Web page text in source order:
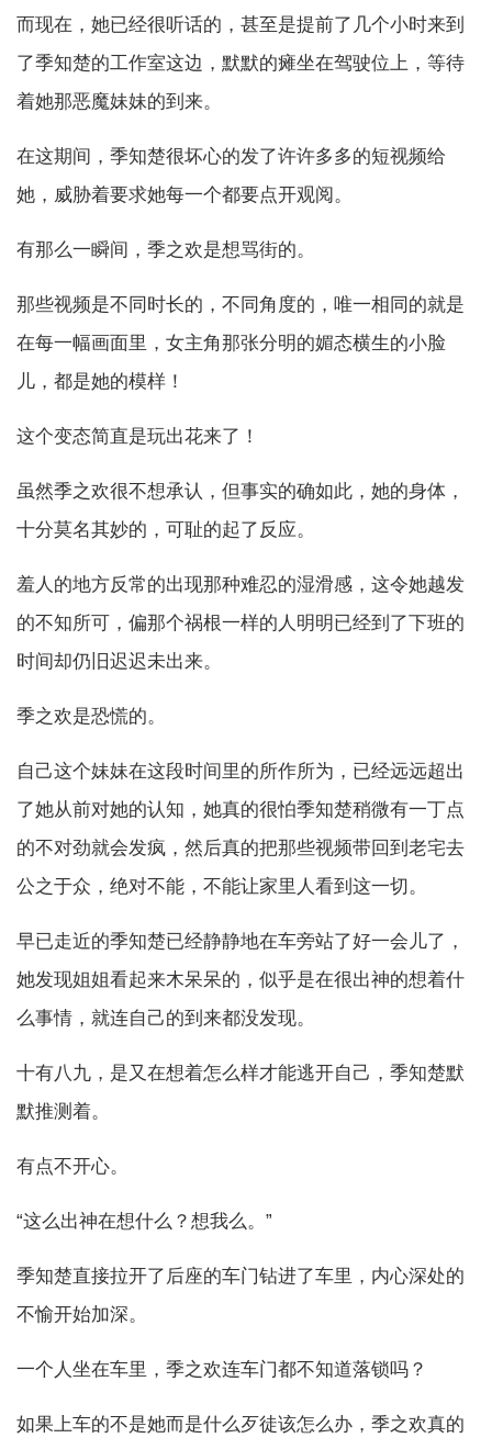
而现在，她已经很听话的，甚至是提前了几个小时来到
了季知楚的工作室这边，默默的瘫坐在驾驶位上，等待
着她那恶魔妹妹的到来。
在这期间，季知楚很坏心的发了许许多多的短视频给
她，威胁着要求她每一个都要点开观阅。
有那么一瞬间，季之欢是想骂街的。
那些视频是不同时长的，不同角度的，唯一相同的就是
在每一幅画面里，女主角那张分明的媚态横生的小脸
儿，都是她的模样！
这个变态简直是玩出花来了！
虽然季之欢很不想承认，但事实的确如此，她的身体，
十分莫名其妙的，可耻的起了反应。
羞人的地方反常的出现那种难忍的湿滑感，这令她越发
的不知所可，偏那个祸根一样的人明明已经到了下班的
时间却仍旧迟迟未出来。
季之欢是恐慌的。
自己这个妹妹在这段时间里的所作所为，已经远远超出
了她从前对她的认知，她真的很怕季知楚稍微有一丁点
的不对劲就会发疯，然后真的把那些视频带回到老宅去
公之于众，绝对不能，不能让家里人看到这一切。
早已走近的季知楚已经静静地在车旁站了好一会儿了，
她发现姐姐看起来木呆呆的，似乎是在很出神的想着什
么事情，就连自己的到来都没发现。
十有八九，是又在想着怎么样才能逃开自己，季知楚默
默推测着。
有点不开心。
“这么出神在想什么？想我么。”
季知楚直接拉开了后座的车门钻进了车里，内心深处的
不愉开始加深。
一个人坐在车里，季之欢连车门都不知道落锁吗？
如果上车的不是她而是什么歹徒该怎么办，季之欢真的